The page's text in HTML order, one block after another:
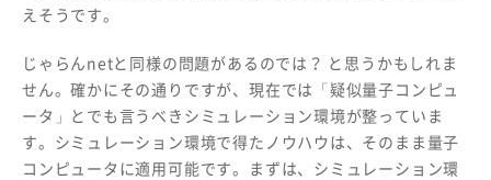
えそうです。
じゃらんnetと同様の問題があるのでは？ と思うかもしれま
せん。確かにその通りですが、現在では「疑似量子コンピュ
ータ」とでも言うべきシミュレーション環境が整っていま
す。シミュレーション環境で得たノウハウは、そのまま量子
コンピュータに適用可能です。まずは、シミュレーション環